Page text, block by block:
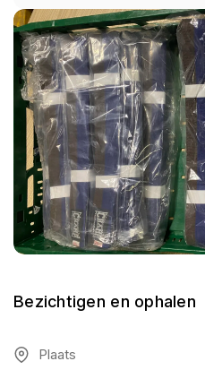
Bezichtigen en ophalen
Plaats